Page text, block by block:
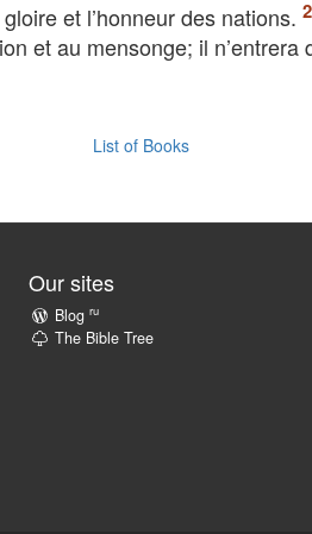
et l’honneur des nations.
et au mensonge; il
List of Books
Our sites
Blog ru
The Bible Tree